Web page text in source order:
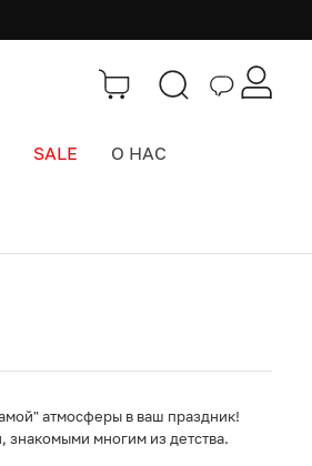
SALE О НАС
атмосферы в ваш праздник!
многим из детства.